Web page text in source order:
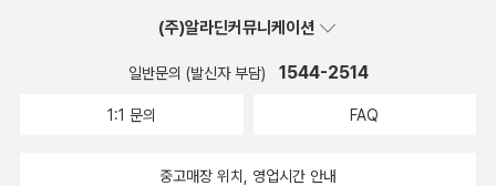
것을 다시금 깨닫게 된다.(사진출처: ’솔잎 머리 내 친구 나무 아이’ 본
(주)알라딘커뮤니케이션
일반문의 (발신자 부담) 1544-2514
1:1 문의 FAQ
중고매장 위치, 영업시간 안내